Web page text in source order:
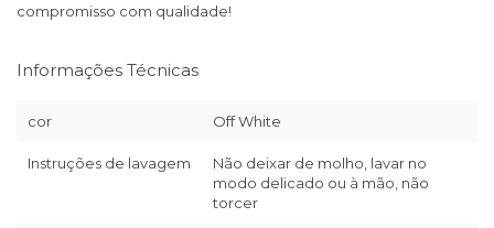
compromisso com qualidade!
Informações Técnicas
cor Off White
Instruções de lavagem
Não deixar de molho, lavar no
modo delicado ou à mão, não
torcer